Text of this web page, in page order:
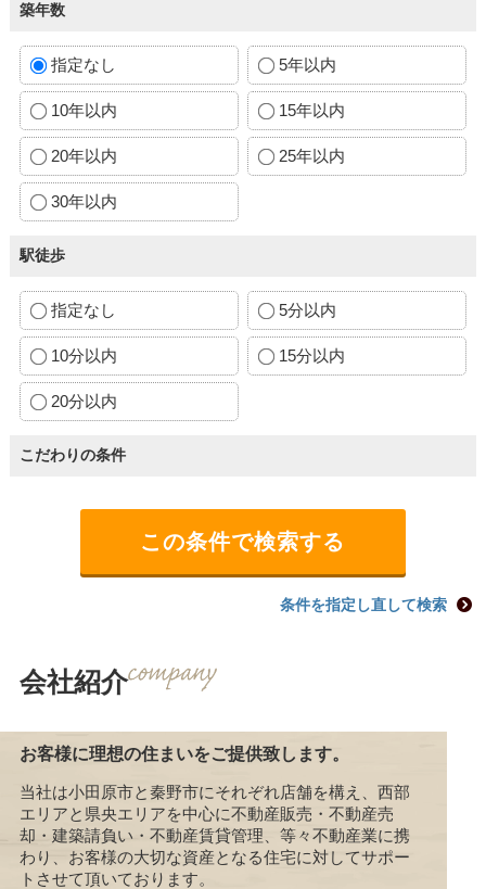
築年数
指定なし 5年以内
10年以内 15年以内
20年以内 25年以内
30年以内
駅徒歩
指定なし 5分以内
10分以内 15分以内
20分以内
こだわりの条件
条件を指定し直して検索
会社紹介
お客様に理想の住まいをご提供致します。
当社は小田原市と秦野市にそれぞれ店舗を構え、西部
エリアと県央エリアを中心に不動産販売・不動産売
却・建築請負い・不動産賃貸管理、等々不動産業に携
わり、お客様の大切な資産となる住宅に対してサポー
トさせて頂いております。